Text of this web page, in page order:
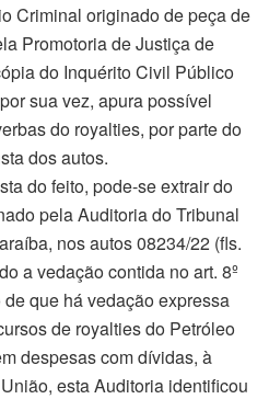
Criminal originado de peça de
Promotoria de Justiça de
do Inquérito Civil Público
sua vez, apura possível
do royalties, por parte do
dos autos.
do feito, pode-se extrair do
pela Auditoria do Tribunal
nos autos 08234/22 (fls.
a vedação contida no art. 8º
que há vedação expressa
de royalties do Petróleo
despesas com dívidas, à
esta Auditoria identificou